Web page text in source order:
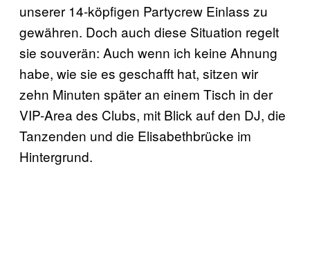
unserer 14-köpfigen Partycrew Einlass zu
gewähren. Doch auch diese Situation regelt
sie souverän: Auch wenn ich keine Ahnung
habe, wie sie es geschafft hat, sitzen wir
zehn Minuten später an einem Tisch in der
VIP-Area des Clubs, mit Blick auf den DJ, die
Tanzenden und die Elisabethbrücke im
Hintergrund.